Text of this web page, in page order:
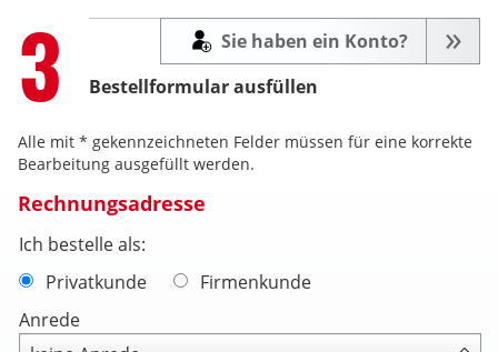
Step
3 Bestellformular ausfüllen
Sie haben ein Konto?
Alle mit * gekennzeichneten Felder müssen für eine korrekte
Bearbeitung ausgefüllt werden.
Rechnungsadresse
Ich bestelle als:
Privatkunde
Firmenkunde
Anrede